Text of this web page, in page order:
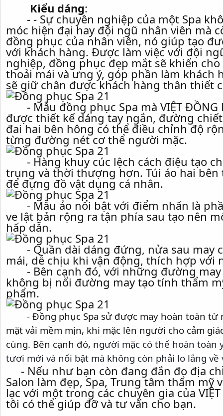
Kiểu dáng:
- - Sự chuyên nghiệp của một Spa
móc hiện đại hay đội ngũ nhân viên mà
đồng phục của nhân viên, nó giúp tạo
với khách hàng. Được làm việc với đội
nghiệp, đồng phục đẹp mắt sẽ khiến
thoải mái và ưng ý, góp phần làm
sẽ giữ chân được khách hàng thân thiết
- Mẫu đồng phục Spa mà VIỆT ĐỒNG
được thiết kế dáng tay ngắn, đường
đai hai bên hông có thể điều chỉnh độ
từng đường nét cơ thể người mặc.
- Hàng khuy cúc lệch cách điệu tạo
trung và thời thượng hơn. Túi áo hai
để đựng đồ vật dụng cá nhân.
- Mẫu áo nổi bật với điểm nhấn là
ve lật bản rộng ra tận phía sau tạo nên
hấp dẫn.
- Quần dài dáng đứng, nửa sau may
mái, dễ chịu khi vận động, thích hợp với
- Bên cạnh đó, với những đường may
không bị nổi đường may tạo tính thẩm
phẩm.
- Đồng phục Spa sử được may hoàn toàn từ
mặt vải mềm mịn, khi mặc lên người cho cảm
cùng. Bên cạnh đó, người mặc có thể hoàn toàn
tươi mới và nổi bật mà không còn phải lo lắng
- Nếu như bạn còn đang đắn đo địa
Salon làm đẹp, Spa, Trung tâm thẩm mỹ
lạc với một trong các chuyên gia của
tôi có thể giúp đỡ và tư vấn cho bạn.